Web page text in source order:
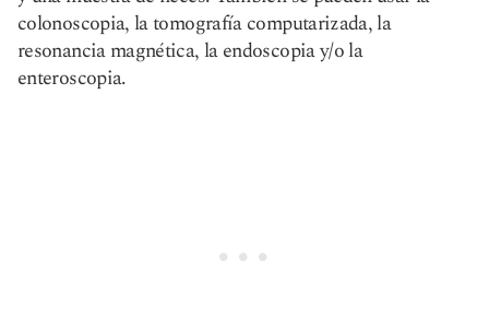
colonoscopia, la tomografía computarizada, la
resonancia magnética, la endoscopia y/o la
enteroscopia.